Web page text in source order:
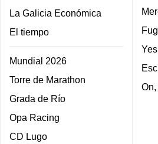
La Galicia Económica
El tiempo
Mundial 2026
Torre de Marathon
Grada de Río
Opa Racing
CD Lugo
Yes